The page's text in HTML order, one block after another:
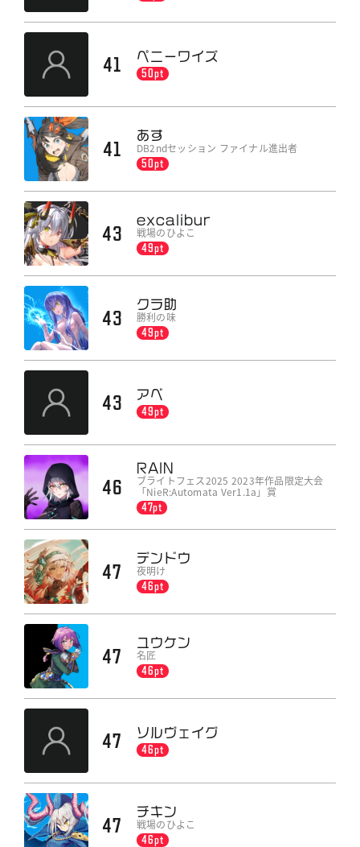
41
ペニーワイズ
50pt
41
あす
DB2ndセッション ファイナル進出者
50pt
43
excalibur
戦場のひよこ
49pt
43
クラ助
勝利の味
49pt
43
アベ
49pt
46
RAIN
ブライトフェス2025 2023年作品限定大会
「NieR:Automata Ver1.1a」賞
47pt
47
デンドウ
夜明け
46pt
47
ユウケン
名匠
46pt
47
ソルヴェイグ
46pt
47
チキン
戦場のひよこ
46pt